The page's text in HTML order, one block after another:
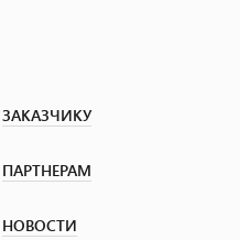
ЗАКАЗЧИКУ
ПАРТНЕРАМ
НОВОСТИ